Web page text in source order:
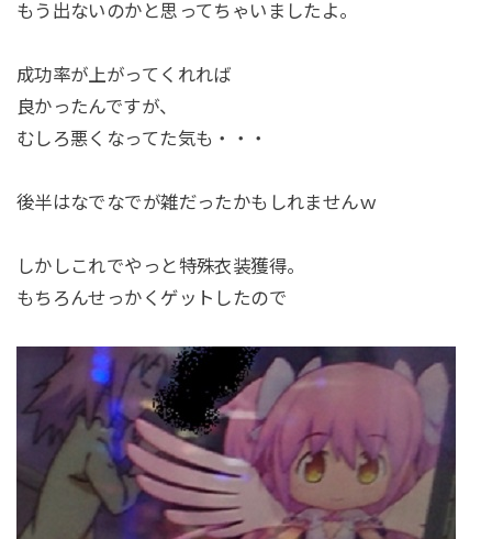
もう出ないのかと思ってちゃいましたよ。
成功率が上がってくれれば
良かったんですが、
むしろ悪くなってた気も・・・
後半はなでなでが雑だったかもしれませんｗ
しかしこれでやっと特殊衣装獲得。
もちろんせっかくゲットしたので